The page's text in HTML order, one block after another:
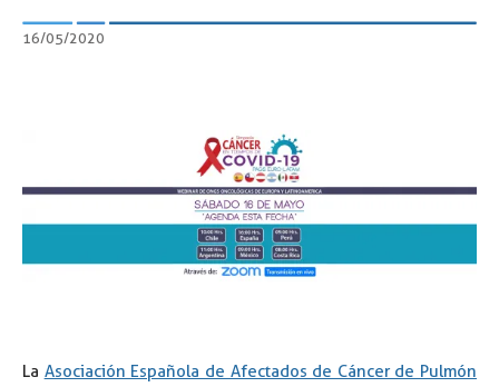
16/05/2020
La Asociación Española de Afectados de Cáncer de Pulmón